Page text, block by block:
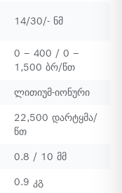
14/30/- ნმ
0 – 400 / 0 –
1,500 ბრ/წთ
ლითიუმ-იონური
22,500 დარტყმა/
წთ
0.8 / 10 მმ
0.9 კგ